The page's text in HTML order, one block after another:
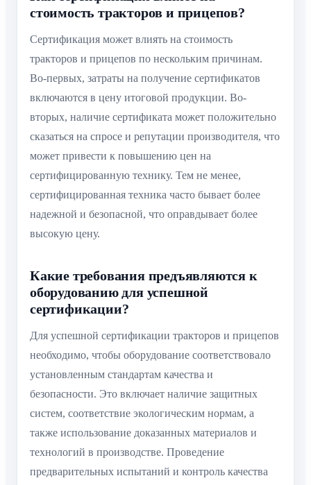
стоимость тракторов и прицепов?
Сертификация может влиять на стоимость
тракторов и прицепов по нескольким причинам.
Во-первых, затраты на получение сертификатов
включаются в цену итоговой продукции. Во-
вторых, наличие сертификата может положительно
сказаться на спросе и репутации производителя, что
может привести к повышению цен на
сертифицированную технику. Тем не менее,
сертифицированная техника часто бывает более
надежной и безопасной, что оправдывает более
высокую цену.
Какие требования предъявляются к
оборудованию для успешной
сертификации?
Для успешной сертификации тракторов и прицепов
необходимо, чтобы оборудование соответствовало
установленным стандартам качества и
безопасности. Это включает наличие защитных
систем, соответствие экологическим нормам, а
также использование доказанных материалов и
технологий в производстве. Проведение
предварительных испытаний и контроль качества